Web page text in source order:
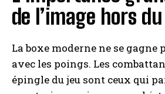
de l’image hors
La boxe moderne ne se gagne
avec les poings. Les
épingle du jeu sont ceux qui